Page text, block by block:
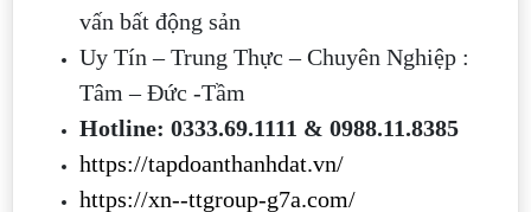
vấn bất động sản
Uy Tín – Trung Thực – Chuyên Nghiệp :
Tâm – Đức -Tầm
Hotline: 0333.69.1111 & 0988.11.8385
https://tapdoanthanhdat.vn/
https://xn--ttgroup-g7a.com/